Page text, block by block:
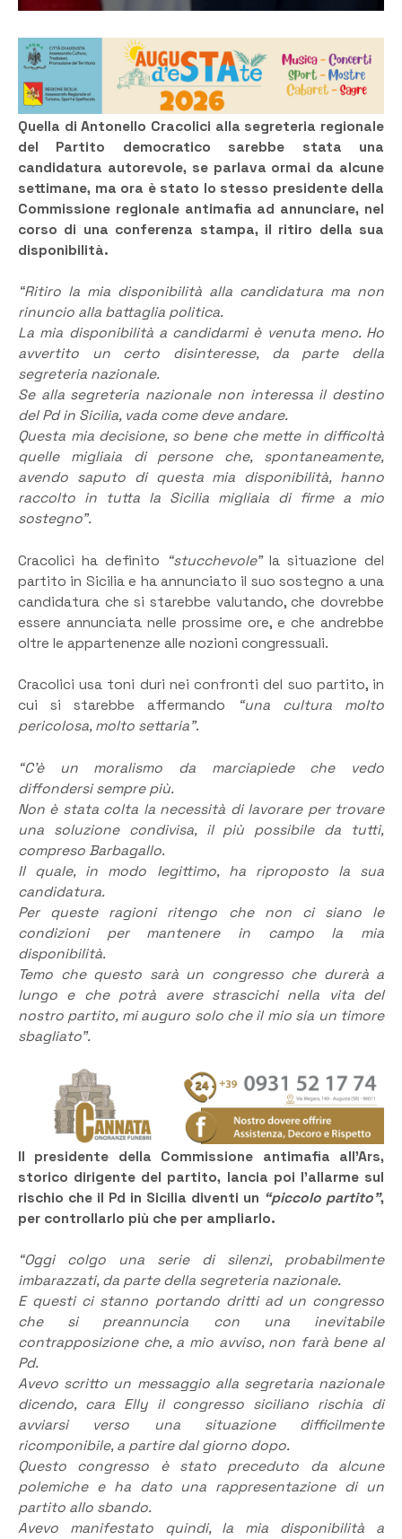
Quella di Antonello Cracolici alla segreteria regionale
del Partito democratico sarebbe stata una
candidatura autorevole, se parlava ormai da alcune
settimane, ma ora è stato lo stesso presidente della
Commissione regionale antimafia ad annunciare, nel
corso di una conferenza stampa, il ritiro della sua
disponibilità.
“Ritiro la mia disponibilità alla candidatura ma non
rinuncio alla battaglia politica.
La mia disponibilità a candidarmi è venuta meno. Ho
avvertito un certo disinteresse, da parte della
segreteria nazionale.
Se alla segreteria nazionale non interessa il destino
del Pd in Sicilia, vada come deve andare.
Questa mia decisione, so bene che mette in difficoltà
quelle migliaia di persone che, spontaneamente,
avendo saputo di questa mia disponibilità, hanno
raccolto in tutta la Sicilia migliaia di firme a mio
sostegno”.
Cracolici ha definito “stucchevole”la situazione del
partito in Sicilia e ha annunciato il suo sostegno a una
candidatura che si starebbe valutando, che dovrebbe
essere annunciata nelle prossime ore, e che andrebbe
oltre le appartenenze alle nozioni congressuali.
Cracolici usa toni duri nei confronti del suo partito, in
cui si starebbe affermando
“una cultura molto
pericolosa, molto settaria”.
“C’è un moralismo da marciapiede che vedo
diffondersi sempre più.
Non è stata colta la necessità di lavorare per trovare
una soluzione condivisa, il più possibile da tutti,
compreso Barbagallo.
Il quale, in modo legittimo, ha riproposto la sua
candidatura.
Per queste ragioni ritengo che non ci siano le
condizioni per mantenere in campo la mia
disponibilità.
Temo che questo sarà un congresso che durerà a
lungo e che potrà avere strascichi nella vita del
nostro partito, mi auguro solo che il mio sia un timore
sbagliato”.
Il presidente della Commissione antimafia all’Ars,
storico dirigente del partito, lancia poi l’allarme sul
rischio che il Pd in Sicilia diventi un “piccolo partito”,
per controllarlo più che per ampliarlo.
“Oggi colgo una serie di silenzi, probabilmente
imbarazzati, da parte della segreteria nazionale.
E questi ci stanno portando dritti ad un congresso
che si preannuncia con una inevitabile
contrapposizione che, a mio avviso, non farà bene al
Pd.
Avevo scritto un messaggio alla segretaria nazionale
dicendo, cara Elly il congresso siciliano rischia di
avviarsi verso una situazione difficilmente
ricomponibile, a partire dal giorno dopo.
Questo congresso è stato preceduto da alcune
polemiche e ha dato una rappresentazione di un
partito allo sbando.
Avevo manifestato quindi, la mia disponibilità a